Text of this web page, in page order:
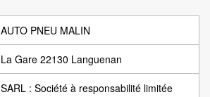
AUTO PNEU MALIN
La Gare 22130 Languenan
SARL : Société à responsabilité limitée